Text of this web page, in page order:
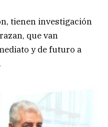
tienen investigación
que van
y de futuro a